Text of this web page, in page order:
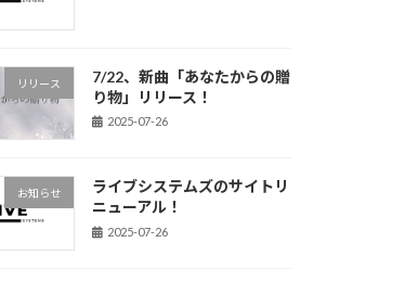
リリース
7/22、新曲「あなたからの贈
り物」リリース！
2025-07-26
お知らせ
ライブシステムズのサイトリ
ニューアル！
2025-07-26